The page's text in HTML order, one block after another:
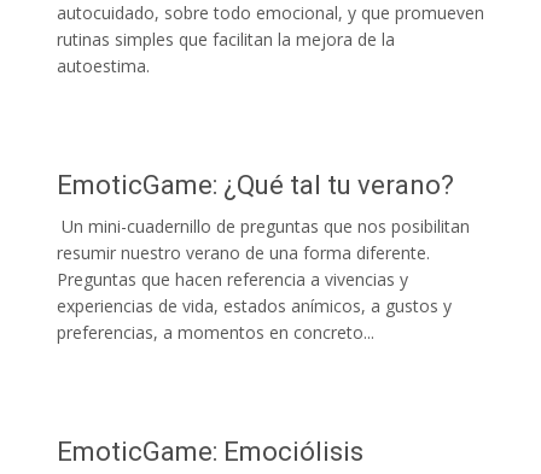
autocuidado, sobre todo emocional, y que promueven
rutinas simples que facilitan la mejora de la
autoestima.
EmoticGame: ¿Qué tal tu verano?
Un mini-cuadernillo de preguntas que nos posibilitan
resumir nuestro verano de una forma diferente.
Preguntas que hacen referencia a vivencias y
experiencias de vida, estados anímicos, a gustos y
preferencias, a momentos en concreto...
EmoticGame: Emociólisis